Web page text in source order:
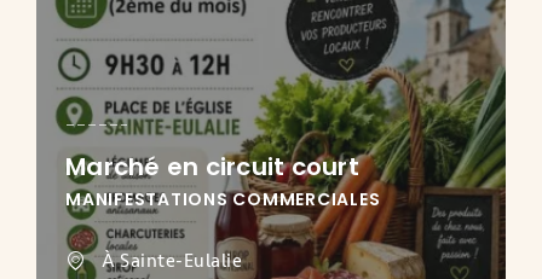
Marché en circuit court
MANIFESTATIONS COMMERCIALES
À Sainte-Eulalie